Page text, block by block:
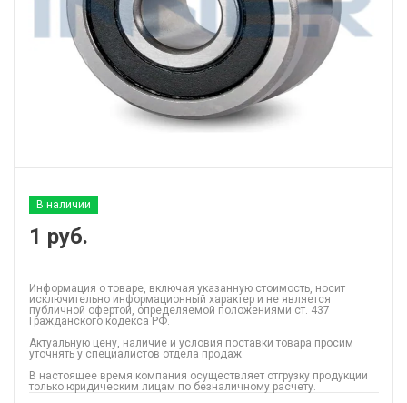
В наличии
1 руб.
Информация о товаре, включая указанную стоимость, носит
исключительно информационный характер и не является
публичной офертой, определяемой положениями ст. 437
Гражданского кодекса РФ.
Актуальную цену, наличие и условия поставки товара просим
уточнять у специалистов отдела продаж.
В настоящее время компания осуществляет отгрузку продукции
только юридическим лицам по безналичному расчету.